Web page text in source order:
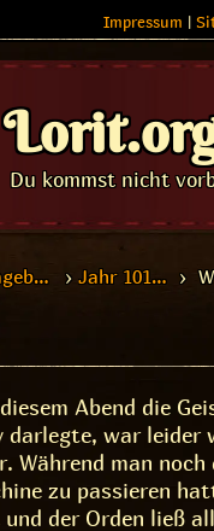
Impressum |
Du kommst nicht
Reisetagebücher › Jahr 1019 DF ›
Abend die
war leider
Während man
zu passieren
der Orden ließ